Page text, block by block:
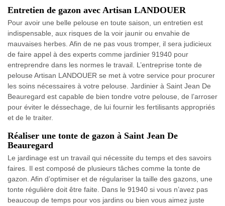
Entretien de gazon avec Artisan LANDOUER
Pour avoir une belle pelouse en toute saison, un entretien est
indispensable, aux risques de la voir jaunir ou envahie de
mauvaises herbes. Afin de ne pas vous tromper, il sera judicieux
de faire appel à des experts comme jardinier 91940 pour
entreprendre dans les normes le travail. L’entreprise tonte de
pelouse Artisan LANDOUER se met à votre service pour procurer
les soins nécessaires à votre pelouse. Jardinier à Saint Jean De
Beauregard est capable de bien tondre votre pelouse, de l’arroser
pour éviter le déssechage, de lui fournir les fertilisants appropriés
et de le traiter.
Réaliser une tonte de gazon à Saint Jean De
Beauregard
Le jardinage est un travail qui nécessite du temps et des savoirs
faires. Il est composé de plusieurs tâches comme la tonte de
gazon. Afin d’optimiser et de régulariser la taille des gazons, une
tonte régulière doit être faite. Dans le 91940 si vous n’avez pas
beaucoup de temps pour vos jardins ou bien vous aimez juste